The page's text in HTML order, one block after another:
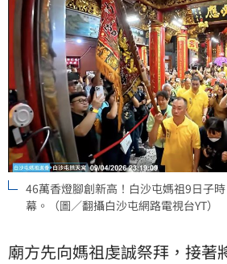
46萬香燈腳創新高！白沙屯媽祖9日子
幕。（圖／翻攝白沙屯網路電視台YT）
廟方先向媽祖虔誠祭拜，接著